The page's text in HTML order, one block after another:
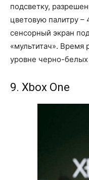
подсветку,
цветовую палитру –
сенсорный экран
«мультитач». Время
уровне черно-белых
9. Xbox One